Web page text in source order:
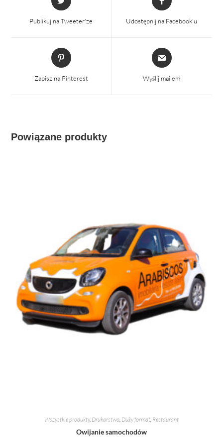
się
nowym
Publikuj na Tweeter'ze
się
nowym
Udostępnij na Facebook'u
Otwiera
się
Zapisz na Pinterest
Otwiera
się
nowym
Wyślij mailem
Powiązane produkty
Wszystkie produkty, Drukarstwo Duży format Restaurant
Owijanie samochodów